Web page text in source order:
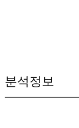
분석정보